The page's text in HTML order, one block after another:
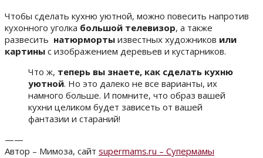
Чтобы сделать кухню уютной, можно повесить напротив
кухонного уголка большой телевизор, а также
развесить натюрморты известных художников или
картины с изображением деревьев и кустарников.
Что ж, теперь вы знаете, как сделать кухню
уютной. Но это далеко не все варианты, их
намного больше. И помните, что образ вашей
кухни целиком будет зависеть от вашей
фантазии и стараний!
——
Автор – Мимоза, сайт supermams.ru – Супермамы